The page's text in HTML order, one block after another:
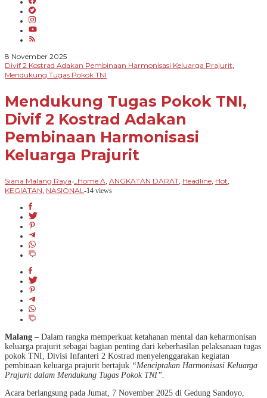
8 November 2025oleh
Siana
Malang
Divif 2 Kostrad Adakan Pembinaan Harmonisasi Keluarga Prajurit,
Mendukung Tugas Pokok TNI
Mendukung Tugas Pokok TNI,
Divif 2 Kostrad Adakan
Pembinaan Harmonisasi
Keluarga Prajurit
Siana Malang Raya- _Home A, ANGKATAN DARAT, Headline, Hot,
KEGIATAN, NASIONAL -14 views
Malang – Dalam rangka memperkuat ketahanan mental dan keharmonisan
keluarga prajurit sebagai bagian penting dari keberhasilan pelaksanaan tugas
pokok TNI, Divisi Infanteri 2 Kostrad menyelenggarakan kegiatan
pembinaan keluarga prajurit bertajuk “Menciptakan Harmonisasi Keluarga
Prajurit dalam Mendukung Tugas Pokok TNI”.
Acara berlangsung pada Jumat, 7 November 2025 di Gedung Sandoyo,